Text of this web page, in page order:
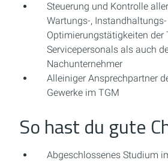
Steuerung und Kontrolle
Wartungs-, Instandhaltungs-
Optimierungstätigkeiten der
Servicepersonals als auch
Nachunternehmer
Alleiniger Ansprechpartner
Gewerke im TGM
So hast du gute
Abgeschlossenes Studium